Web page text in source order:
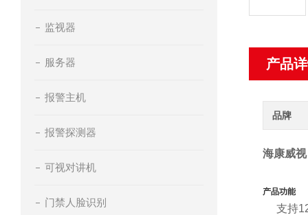
监视器
服务器
报警主机
报警探测器
可视对讲机
门禁人脸识别
产品
品牌
海康威
产品功能
支持